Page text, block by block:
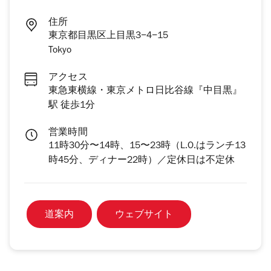
住所
東京都目黒区上目黒3−4−15
Tokyo
アクセス
東急東横線・東京メトロ日比谷線『中目黒』
駅 徒歩1分
営業時間
11時30分〜14時、15〜23時（L.O.はランチ13
時45分、ディナー22時）／定休日は不定休
道案内 ウェブサイト